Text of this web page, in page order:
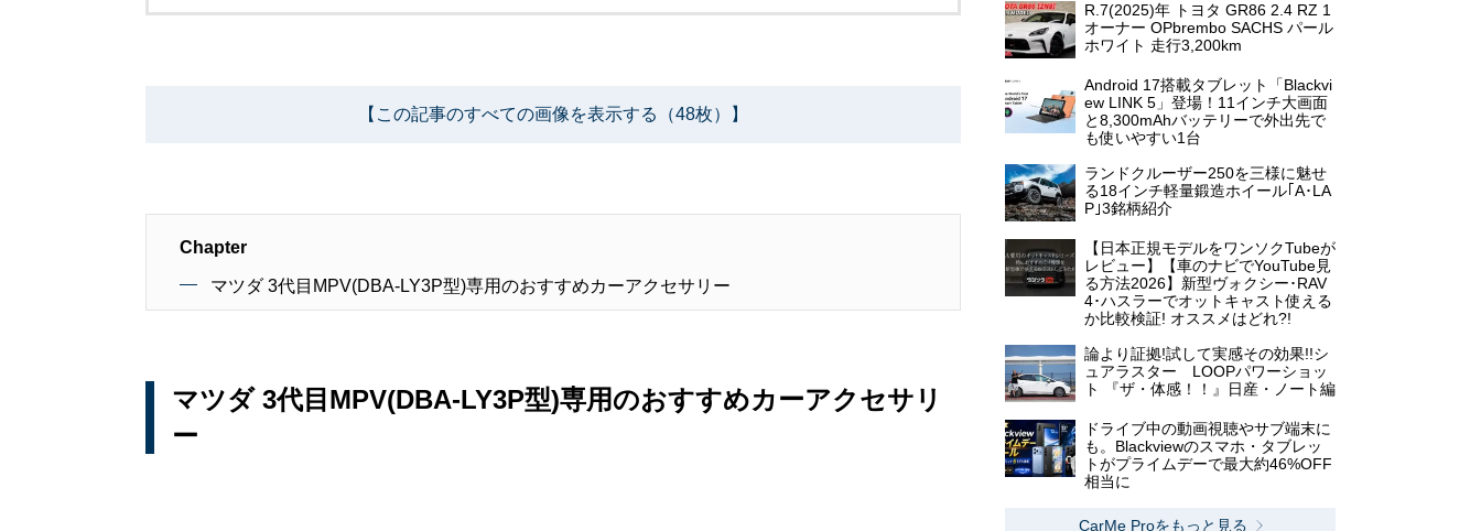
【この記事のすべての画像を表示する（48枚）】
Chapter
マツダ 3代目MPV(DBA-LY3P型)専用のおすすめカーアクセサリー
マツダ 3代目MPV(DBA-LY3P型)専用のおすすめカーアクセサリ
ー
R.7(2025)年 トヨタ GR86 2.4 RZ 1
オーナー OPbrembo SACHS パール
ホワイト 走行3,200km
Android 17搭載タブレット「Blackvi
ew LINK 5」登場！11インチ大画面
と8,300mAhバッテリーで外出先で
も使いやすい1台
ランドクルーザー250を三様に魅せ
る18インチ軽量鍛造ホイール｢A･LA
P｣3銘柄紹介
【日本正規モデルをワンソクTubeが
レビュー】【車のナビでYouTube見
る方法2026】新型ヴォクシー･RAV
4･ハスラーでオットキャスト使える
か比較検証! オススメはどれ?!
論より証拠!試して実感その効果!!シ
ュアラスター LOOPパワーショッ
ト 『ザ・体感！！』日産・ノート編
ドライブ中の動画視聴やサブ端末に
も。Blackviewのスマホ・タブレッ
トがプライムデーで最大約46%OFF
相当に
CarMe Proをもっと見る